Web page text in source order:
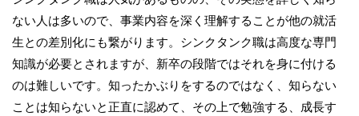
ない人は多いので、事業内容を深く理解することが他の就活
生との差別化にも繋がります。シンクタンク職は高度な専門
知識が必要とされますが、新卒の段階ではそれを身に付ける
のは難しいです。知ったかぶりをするのではなく、知らない
ことは知らないと正直に認めて、その上で勉強する、成長す